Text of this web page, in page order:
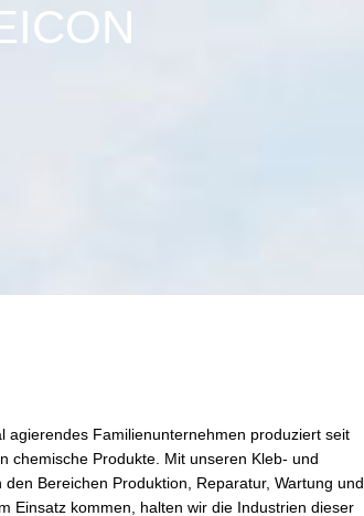
agierendes Familienunternehmen produziert seit
chemische Produkte. Mit unseren Kleb- und
den Bereichen Produktion, Reparatur, Wartung und
Einsatz kommen, halten wir die Industrien dieser